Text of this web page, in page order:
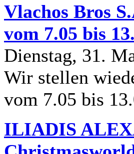
Vlachos Bros
vom 7.05 bis
Dienstag, 31.
Wir stellen
vom 7.05 bis
ILIADIS